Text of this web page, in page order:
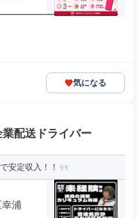
気になる
業配送ドライバー
安定収入！！
浦